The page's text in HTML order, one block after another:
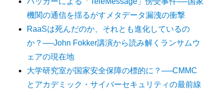
機関の通信を揺るがすメタデータ漏洩の衝撃
RaaSは死んだのか、それとも進化しているの
か？──John Fokker講演から読み解くランサムウ
ェアの現在地
大学研究室が国家安全保障の標的に？──CMMC
とアカデミック・サイバーセキュリティの最前線